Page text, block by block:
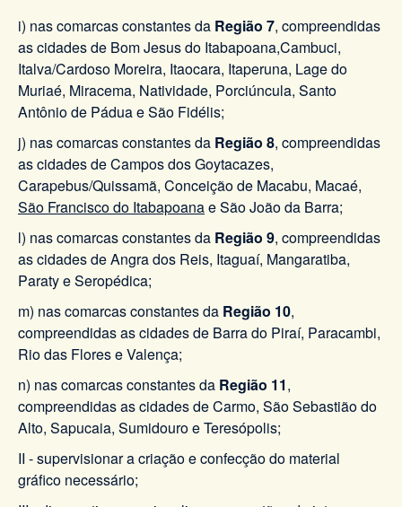
i) nas comarcas constantes da Região 7, compreendidas
as cidades de Bom Jesus do Itabapoana,Cambuci,
Italva/Cardoso Moreira, Itaocara, Itaperuna, Lage do
Muriaé, Miracema, Natividade, Porciúncula, Santo
Antônio de Pádua e São Fidélis;
j) nas comarcas constantes da Região 8, compreendidas
as cidades de Campos dos Goytacazes,
Carapebus/Quissamã, Conceição de Macabu, Macaé,
São Francisco do Itabapoanae São João da Barra;
l) nas comarcas constantes da Região 9, compreendidas
as cidades de Angra dos Reis, Itaguaí, Mangaratiba,
Paraty e Seropédica;
m) nas comarcas constantes da Região 10,
compreendidas as cidades de Barra do Piraí, Paracambi,
Rio das Flores e Valença;
n) nas comarcas constantes da Região 11,
compreendidas as cidades de Carmo, São Sebastião do
Alto, Sapucaia, Sumidouro e Teresópolis;
II - supervisionar a criação e confecção do material
gráfico necessário;